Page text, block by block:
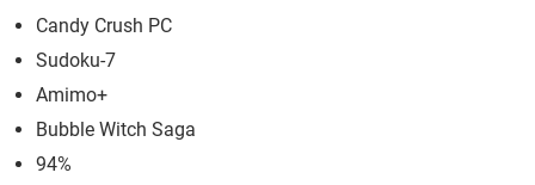
Candy Crush PC
Sudoku-7
Amimo+
Bubble Witch Saga
94%